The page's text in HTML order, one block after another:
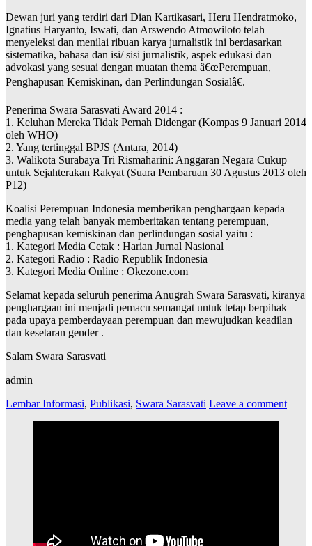
Dewan juri yang terdiri dari Dian Kartikasari, Heru Hendratmoko,
Ignatius Haryanto, Iswati, dan Arswendo Atmowiloto telah
menyeleksi dan menilai ribuan karya jurnalistik ini berdasarkan
sistematika, bahasa dan isi/ sisi jurnalistik, aspek edukasi dan
advokasi yang sesuai dengan muatan thema â€œPerempuan,
Penghapusan Kemiskinan, dan Perlindungan Sosialâ€.
Penerima Swara Sarasvati Award 2014 :
1. Keluhan Mereka Tidak Pernah Didengar (Kompas 9 Januari 2014
oleh WHO)
2. Yang tertinggal BPJS (Antara, 2014)
3. Walikota Surabaya Tri Rismaharini: Anggaran Negara Cukup
untuk Sejahterakan Rakyat (Suara Pembaruan 30 Agustus 2013 oleh
P12)
Koalisi Perempuan Indonesia memberikan penghargaan kepada
media yang telah banyak memberitakan tentang perempuan,
penghapusan kemiskinan dan perlindungan sosial yaitu :
1. Kategori Media Cetak : Harian Jurnal Nasional
2. Kategori Radio : Radio Republik Indonesia
3. Kategori Media Online : Okezone.com
Selamat kepada seluruh penerima Anugrah Swara Sarasvati, kiranya
penghargaan ini menjadi pemacu semangat untuk tetap berpihak
pada upaya pemberdayaan perempuan dan mewujudkan keadilan
dan kesetaran gender .
Salam Swara Sarasvati
admin
Lembar Informasi, Publikasi, Swara Sarasvati Leave a comment